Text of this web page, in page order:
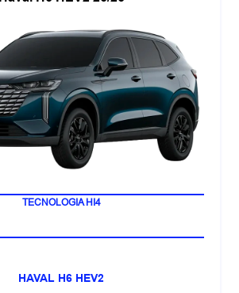
LANÇAMENTO
HAVAL H6 HEV2